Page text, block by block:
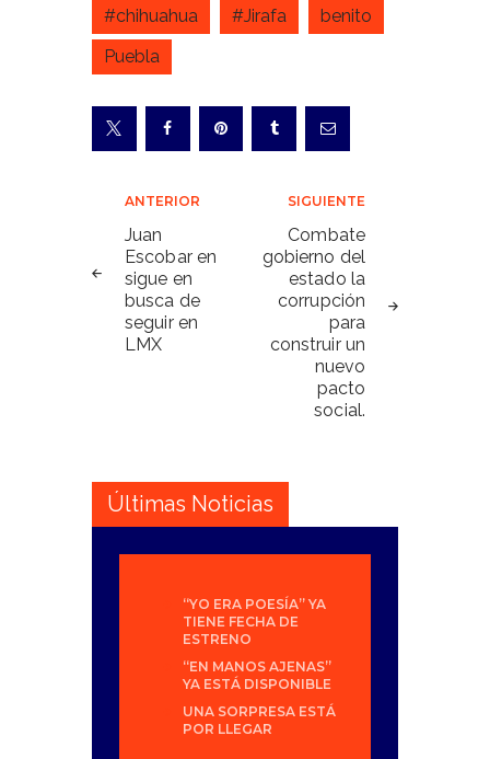
#chihuahua #Jirafa
benito
Puebla
Navegación
de
entradas
ANTERIOR
Juan
Escobar en
sigue en
busca de
seguir en
LMX
SIGUIENTE
Combate
gobierno del
estado la
corrupción
para
construir un
nuevo
pacto
social.
Últimas Noticias
“YO ERA POESÍA” YA
TIENE FECHA DE
ESTRENO
“EN MANOS AJENAS”
YA ESTÁ DISPONIBLE
UNA SORPRESA ESTÁ
POR LLEGAR